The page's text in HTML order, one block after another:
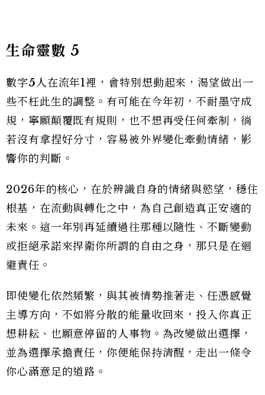
生命靈數 5
數字5人在流年1裡，會特別想動起來，渴望做出一
些不枉此生的調整。有可能在今年初，不耐墨守成
規，寧願顛覆既有規則，也不想再受任何牽制，徜
若沒有拿捏好分寸，容易被外界變化牽動情緒，影
響你的判斷。
2026年的核心，在於辨識自身的情緒與慾望，穩住
根基，在流動與轉化之中，為自己創造真正安適的
未來。這一年別再延續過往那種以隨性、不斷變動
或拒絕承諾來捍衛你所謂的自由之身，那只是在迴
避責任。
即使變化依然頻繁，與其被情勢推著走、任憑感覺
主導方向，不如將分散的能量收回來，投入你真正
想耕耘、也願意停留的人事物。為改變做出選擇，
並為選擇承擔責任，你便能保持清醒，走出一條令
你心滿意足的道路。